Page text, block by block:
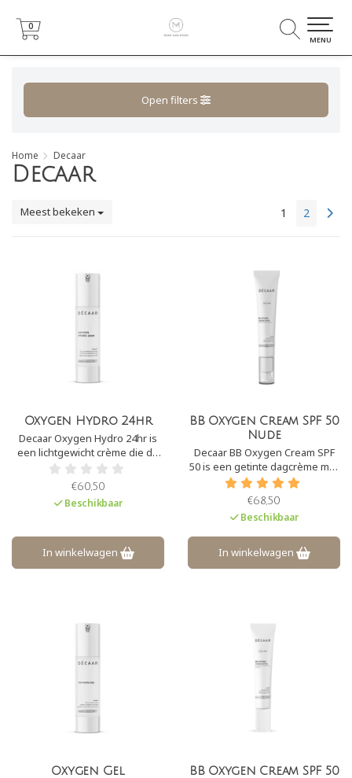
0
0
MENU
Open filters
Home Decaar
Decaar
Meest bekeken 1 2
Oxygen Hydro 24hr
Decaar Oxygen Hydro 24hr is
een lichtgewicht crème die de
vochtbalans in de huid herstelt
en optimaliseert. Tevens zorgt
het voor intensieve cellulaire
revitalisatie. Het werkt
de huid.
€60,50
Beschikbaar
In winkelwagen
BB Oxygen Cream SPF 50
Nude
Decaar BB Oxygen Cream SPF
50 is een getinte dagcrème met
SPF50. Het zorgt voor een
prachtige ‘glow’ aan de huid. De
crème camoufleert
pigmentvlekken en
onzuiverheden en heeft een
lichte, maar natuurlijke dekking.
€68,50
Beschikbaar
In winkelwagen
Oxygen Gel
BB Oxygen Cream SPF 50